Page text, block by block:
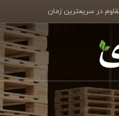
در سریعترین زمان